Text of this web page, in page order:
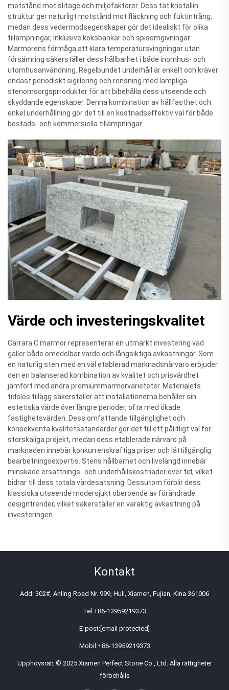
motstånd mot slitage och miljöfaktorer. Dess tät kristallin
struktur ger naturligt motstånd mot fläckning och fuktintrång,
medan dess vedermodsegenskaper gör det idealiskt för olika
tillämpningar, inklusive köksbänkar och spisomgivningar.
Marmorens förmåga att klara temperatursvingningar utan
försämring säkerställer dess hållbarhet i både inomhus- och
utomhusanvändning. Regelbundet underhåll är enkelt och kräver
endast periodiskt sigillering och rensning med lämpliga
stenomsorgsprrodukter för att bibehålla dess utseende och
skyddande egenskaper. Denna kombination av hållfasthet och
enkel underhållning gör det till en kostnadseffektiv val för både
bostads- och kommersiella tillämpningar.
Värde och investeringskvalitet
Carrara C marmor representerar en utmärkt investering vad
gäller både omedelbar värde och långsiktiga avkastningar. Som
en naturlig sten med en väl etablerad marknadsnärvaro erbjuder
den en balanserad kombination av kvalitet och prisvärdhet
jämfört med andra premiummarmorvarieteter. Materialets
tidslös tillägg säkerställer att installationerna behåller sin
estetiska värde över längre perioder, ofta med ökade
fastighetsvärden. Dess omfattande tillgänglighet och
konsekventa kvalitetsstandarder gör det till ett pålitligt val för
storskaliga projekt, medan dess etablerade närvaro på
marknaden innebär konkurrenskraftiga priser och lättillgänglig
bearbetningsexpertis. Stens hållbarhet och livslängd innebär
minskade ersättnings- och underhållskostnader över tid, vilket
bidrar till dess totala värdesatsning. Dessutom förblir dess
klassiska utseende modersjukt oberoende av förändrade
designtrender, vilket säkerställer en varaktig avkastning på
investeringen.
Kontakt
Add: 302#, Anling Road Nr. 999, Huli, Xiamen, Fujian, Kina 361006
Tel:+86-13959219373
E-post:[email protected]
Mobil:+86-13959219373
Upphovsrätt © 2025 Xiamen Perfect Stone Co., Ltd. Alla rättigheter
förbehålls